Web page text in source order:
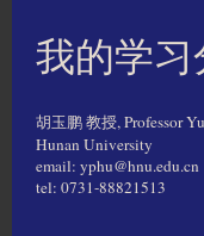
我的学习
胡玉鹏 教授, Professor
Hunan University
email: yphu@hnu.edu.cn
tel: 0731-88821513